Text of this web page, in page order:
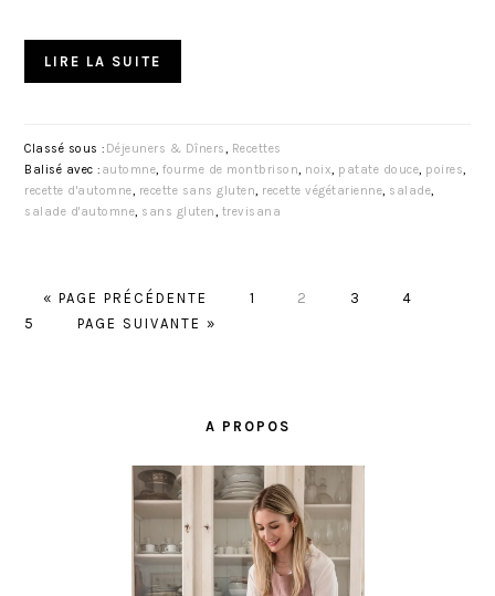
LIRE LA SUITE
Classé sous : Déjeuners & Dîners, Recettes
Balisé avec : automne,fourme de montbrison, noix, patate douce, poires,
recette d'automne, recette sans gluten, recette végétarienne, salade,
salade d'automne, sans gluten, trevisana
«A
PAGE PRÉCÉDENTE
P1
P
2
P
3
P
4
5
A
PAGE SUIVANTE »
A PROPOS